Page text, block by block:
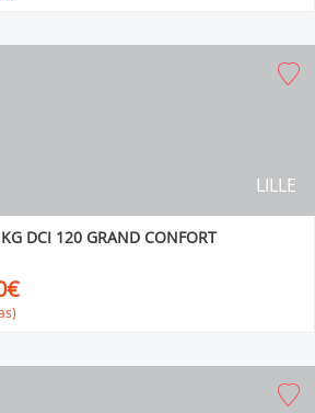
LILLE
DCI 120 GRAND CONFORT